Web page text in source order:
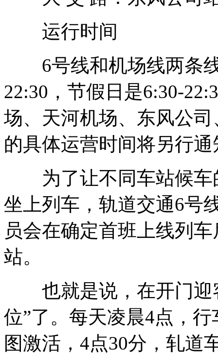
运行时间
6号线和机场线两条线
22:30，节假日是6:30-
场、天河机场、东风公
的具体运营时间将另行通
为了让不同车站候车
坐上列车，轨道交通6号
员会在确定首班上线列
站。
也就是说，在开门迎
位”了。每天凌晨4点，
图激活，4点30分，轧道